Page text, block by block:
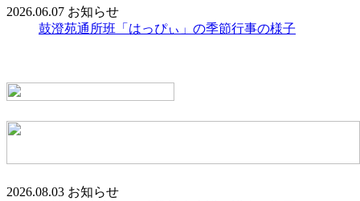
2026.06.07 お知らせ
鼓澄苑通所班「はっぴぃ」の季節行事の様子
2026.08.03 お知らせ